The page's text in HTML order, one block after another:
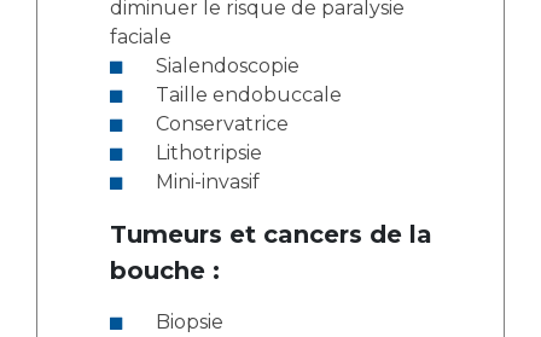
diminuer le risque de paralysie
faciale
Sialendoscopie
Taille endobuccale
Conservatrice
Lithotripsie
Mini-invasif
Tumeurs et cancers de la
bouche :
Biopsie